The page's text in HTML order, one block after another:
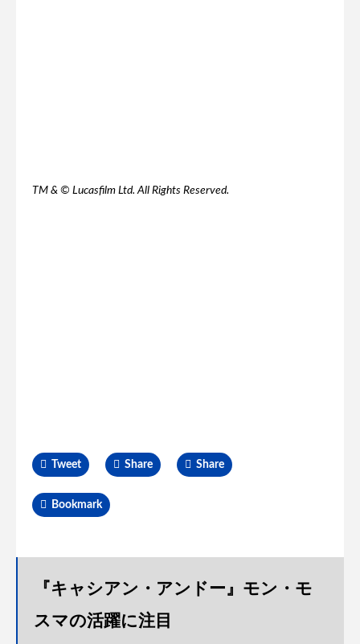
TM & © Lucasfilm Ltd. All Rights Reserved.
Tweet Share Share
Bookmark
『キャシアン・アンドー』モン・モ
スマの活躍に注目